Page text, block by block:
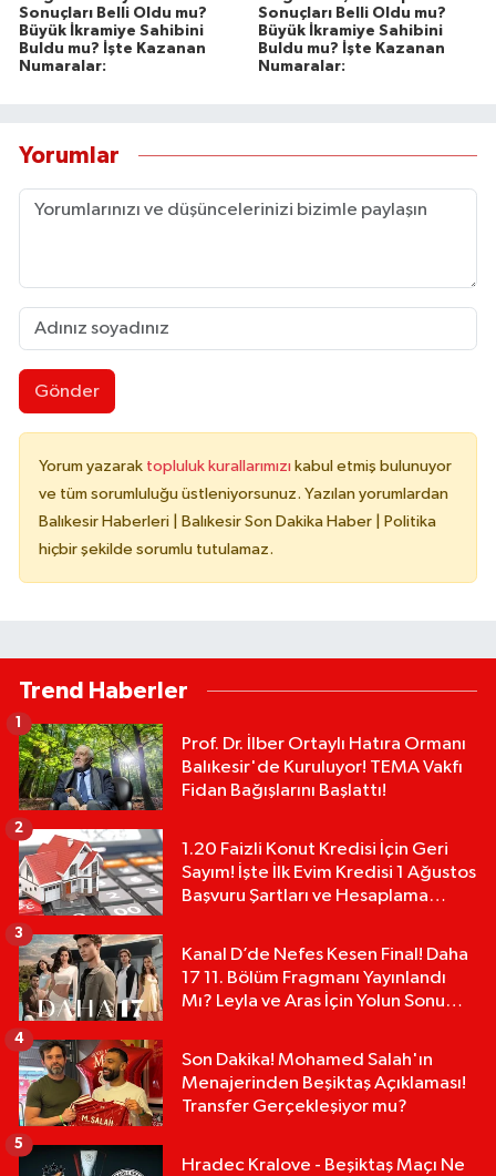
Sonuçları Belli Oldu mu?
Büyük İkramiye Sahibini
Buldu mu? İşte Kazanan
Numaralar:
Sonuçları Belli Oldu mu?
Büyük İkramiye Sahibini
Buldu mu? İşte Kazanan
Numaralar:
Yorumlar
Gönder
Yorum yazarak topluluk kurallarımızı kabul etmiş bulunuyor
ve tüm sorumluluğu üstleniyorsunuz. Yazılan yorumlardan
Balıkesir Haberleri | Balıkesir Son Dakika Haber | Politika
hiçbir şekilde sorumlu tutulamaz.
Trend Haberler
Prof. Dr. İlber Ortaylı Hatıra Ormanı
Balıkesir'de Kuruluyor! TEMA Vakfı
Fidan Bağışlarını Başlattı!
1.20 Faizli Konut Kredisi İçin Geri
Sayım! İşte İlk Evim Kredisi 1 Ağustos
Başvuru Şartları ve Hesaplama
2
Kanal D’de Nefes Kesen Final! Daha
17 11. Bölüm Fragmanı Yayınlandı
Mı? Leyla ve Aras İçin Yolun Sonu
3
Son Dakika! Mohamed Salah'ın
Menajerinden Beşiktaş Açıklaması!
Transfer Gerçekleşiyor mu?
4
Hradec Kralove - Beşiktaş Maçı Ne
5